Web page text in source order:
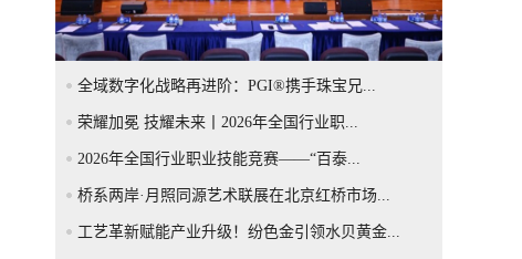
全域数字化战略再进阶：PGI®携手珠宝兄...
荣耀加冕 技耀未来丨2026年全国行业职...
2026年全国行业职业技能竞赛——“百泰...
桥系两岸·月照同源艺术联展在北京红桥市场...
工艺革新赋能产业升级！纷色金引领水贝黄金...